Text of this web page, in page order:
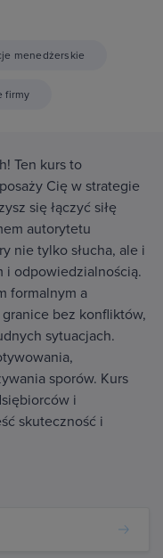
menedżerskie
firmy
Ten kurs to
Cię w strategie
się łączyć siłę
autorytetu
nie tylko słucha, ale i
i odpowiedzialnością.
formalnym a
bez konfliktów,
sytuacjach.
sporów. Kurs
i
skuteczność i